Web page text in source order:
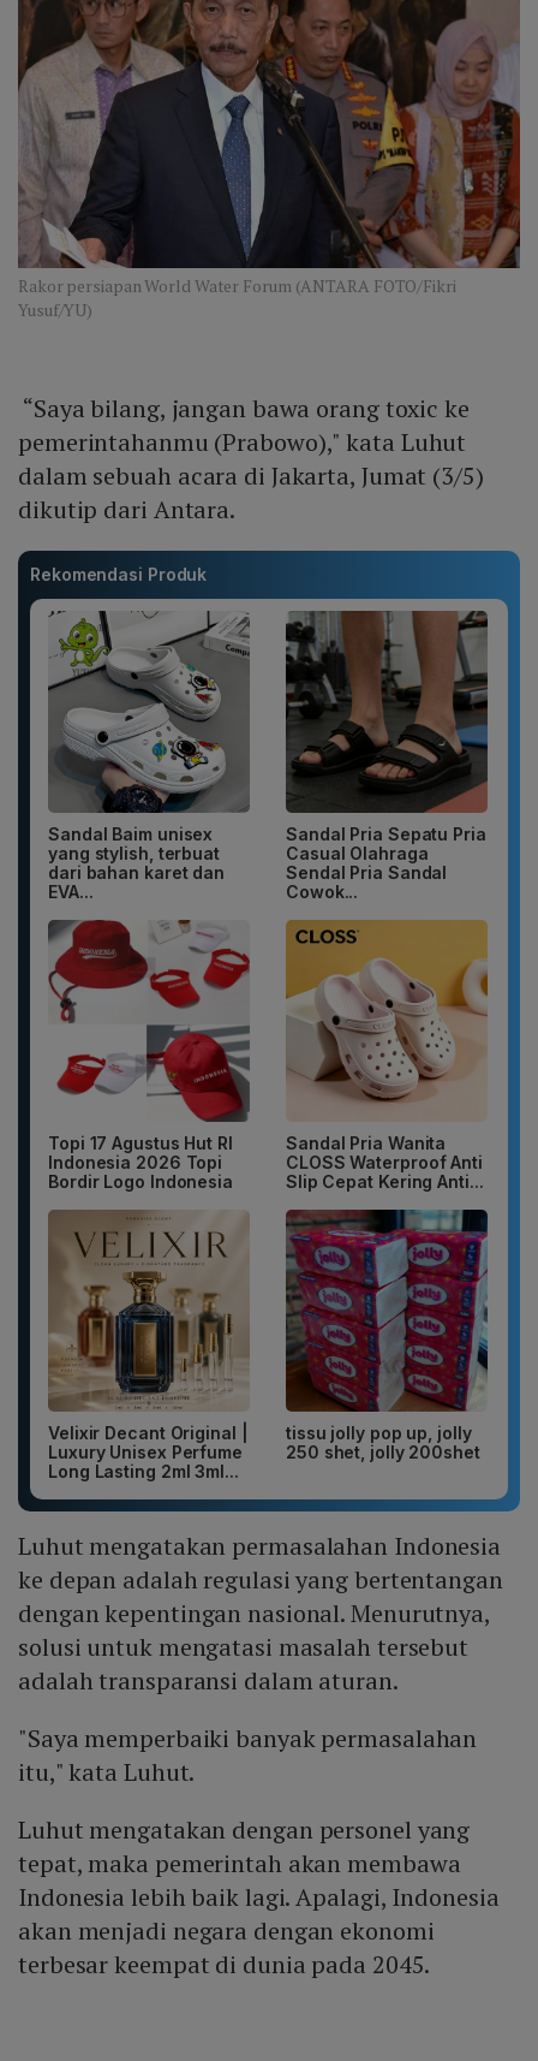
Rakor persiapan World Water Forum (ANTARA FOTO/Fikri
Yusuf/YU)
“Saya bilang, jangan bawa orang toxic ke
pemerintahanmu (Prabowo)," kata Luhut
dalam sebuah acara di Jakarta, Jumat (3/5)
dikutip dari Antara.
Rekomendasi Produk
Sandal Baim unisex
yang stylish, terbuat
dari bahan karet dan
EVA...
Sandal Pria Sepatu Pria
Casual Olahraga
Sendal Pria Sandal
Cowok...
Topi 17 Agustus Hut RI
Indonesia 2026 Topi
Bordir Logo Indonesia
Sandal Pria Wanita
CLOSS Waterproof Anti
Slip Cepat Kering Anti...
Velixir Decant Original |
Luxury Unisex Perfume
Long Lasting 2ml 3ml...
tissu jolly pop up, jolly
250 shet, jolly 200shet
Luhut mengatakan permasalahan Indonesia
ke depan adalah regulasi yang bertentangan
dengan kepentingan nasional. Menurutnya,
solusi untuk mengatasi masalah tersebut
adalah transparansi dalam aturan.
"Saya memperbaiki banyak permasalahan
itu," kata Luhut.
Luhut mengatakan dengan personel yang
tepat, maka pemerintah akan membawa
Indonesia lebih baik lagi. Apalagi, Indonesia
akan menjadi negara dengan ekonomi
terbesar keempat di dunia pada 2045.